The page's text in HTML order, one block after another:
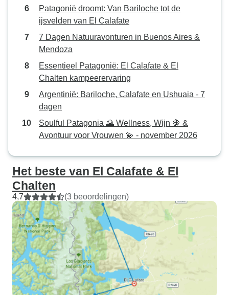
Patagonië droomt: Van Bariloche tot de
ijsvelden van El Calafate
7 Dagen Natuuravonturen in Buenos Aires &
Mendoza
Essentieel Patagonië: El Calafate & El
Chalten kampeerervaring
Argentinië: Bariloche, Calafate en Ushuaia - 7
dagen
Soulful Patagonia 🌄 Wellness, Wijn 🍇 &
Avontuur voor Vrouwen 💫 - november 2026
Het beste van El Calafate & El
Chalten
4,7 (3 beoordelingen)